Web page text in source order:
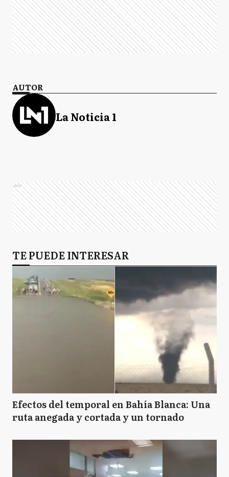
AUTOR
La Noticia 1
Ads
TE PUEDE INTERESAR
Efectos del temporal en Bahía Blanca: Una
ruta anegada y cortada y un tornado